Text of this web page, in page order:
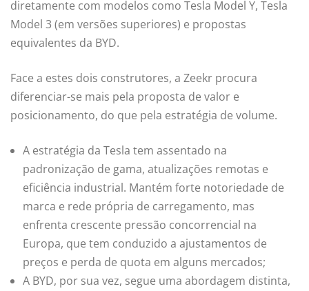
diretamente com modelos como Tesla Model Y, Tesla
Model 3 (em versões superiores) e propostas
equivalentes da BYD.
Face a estes dois construtores, a Zeekr procura
diferenciar-se mais pela proposta de valor e
posicionamento, do que pela estratégia de volume.
A estratégia da Tesla tem assentado na
padronização de gama, atualizações remotas e
eficiência industrial. Mantém forte notoriedade de
marca e rede própria de carregamento, mas
enfrenta crescente pressão concorrencial na
Europa, que tem conduzido a ajustamentos de
preços e perda de quota em alguns mercados;
A BYD, por sua vez, segue uma abordagem distinta,